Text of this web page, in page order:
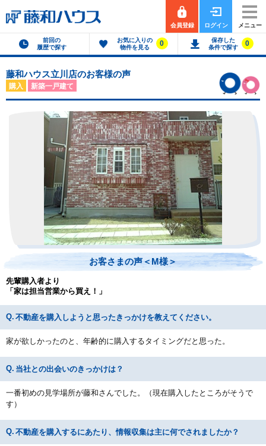
会員登録 ログイン メニュー
前回の
履歴で探す
お気に入りの
物件を見る
0
保存した
条件で探す
0
藤和ハウス立川店のお客様の声
購入 新築一戸建て
お客さまの声＜M様＞
先輩購入者より
「家は担当営業から買え！」
不動産を購入しようと思ったきっかけを教えてください。
家が欲しかったのと、年齢的に購入するタイミングだと思った。
当社との出会いのきっかけは？
一番初めの見学場所が藤和さんでした。（現在購入したところがそうで
す）
不動産を購入するにあたり、情報収集は主に何でされましたか？